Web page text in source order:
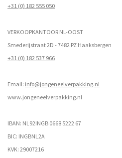
+31 (0) 182 555 050
VERKOOPKANTOOR NL-OOST
Smederijstraat 2D - 7482 PZ Haaksbergen
+31 (0) 182 537 966
Email: info@jongeneelverpakking.nl
www.jongeneelverpakking.nl
IBAN: NL92INGB 0668 5222 67
BIC: INGBNL2A
KVK: 29007216